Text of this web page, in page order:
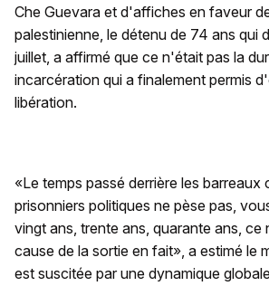
Che Guevara et d'affiches en faveur
palestinienne, le détenu de 74 ans qui
juillet, a affirmé que ce n'était pas la
incarcération qui a finalement permis
libération.
«Le temps passé derrière les barreaux
prisonniers politiques ne pèse pas,
vingt ans, trente ans, quarante ans, ce
cause de la sortie en fait», a estimé le
est suscitée par une dynamique